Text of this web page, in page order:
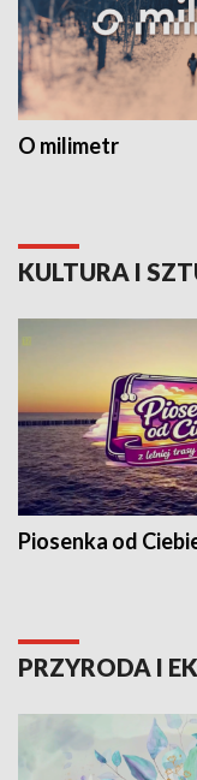
O milimetr
KULTURA I
Piosenka od
PRZYRODA I